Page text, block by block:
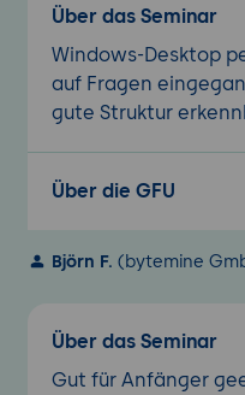
Über das Seminar
Windows-Desktop
auf Fragen
gute Struktur
Über die GFU
Björn F. (bytemine
Über das Seminar
Gut für Anfänger